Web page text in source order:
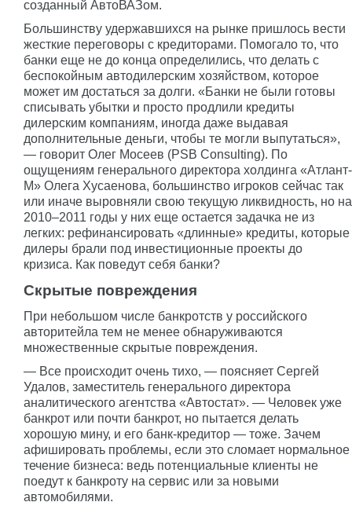
созданный АвтоВАЗом.
Большинству удержавшихся на рынке пришлось вести
жесткие переговоры с кредиторами. Помогало то, что
банки еще не до конца определились, что делать с
беспокойным автодилерским хозяйством, которое
может им достаться за долги. «Банки не были готовы
списывать убытки и просто продлили кредиты
дилерским компаниям, иногда даже выдавая
дополнительные деньги, чтобы те могли выпутаться»,
— говорит Олег Мосеев (PSB Consulting). По
ощущениям генерального директора холдинга «Атлант-
М» Олега Хусаенова, большинство игроков сейчас так
или иначе выровняли свою текущую ликвидность, но на
2010–2011 годы у них еще остается задачка не из
легких: рефинансировать «длинные» кредиты, которые
дилеры брали под инвестиционные проекты до
кризиса. Как поведут себя банки?
Скрытые повреждения
При небольшом числе банкротств у российского
авторитейла тем не менее обнаруживаются
множественные скрытые повреждения.
— Все происходит очень тихо, — поясняет Сергей
Удалов, заместитель генерального директора
аналитического агентства «Автостат». — Человек уже
банкрот или почти банкрот, но пытается делать
хорошую мину, и его банк-кредитор — тоже. Зачем
афишировать проблемы, если это сломает нормальное
течение бизнеса: ведь потенциальные клиенты не
поедут к банкроту на сервис или за новыми
автомобилями.